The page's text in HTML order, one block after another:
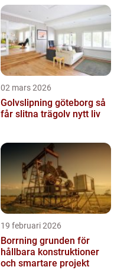
02 mars 2026
Golvslipning göteborg så
får slitna trägolv nytt liv
19 februari 2026
Borrning grunden för
hållbara konstruktioner
och smartare projekt